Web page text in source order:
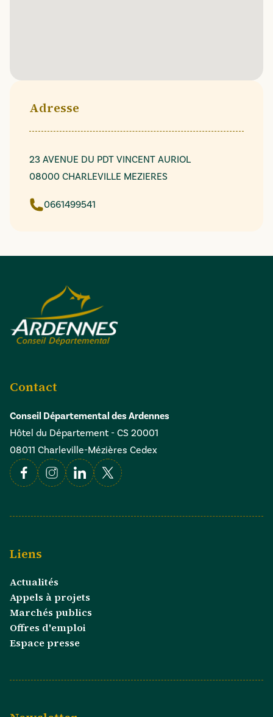
Adresse
23 AVENUE DU PDT VINCENT AURIOL
08000 CHARLEVILLE MEZIERES
0661499541
Contact
Conseil Départemental des Ardennes
Hôtel du Département - CS 20001
08011 Charleville-Mézières Cedex
FacebookInstagramLinkedin
X
Liens
Actualités
Appels à projets
Marchés publics
Offres d'emploi
Espace presse